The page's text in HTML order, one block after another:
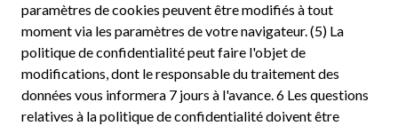
paramètres de cookies peuvent être modifiés à tout
moment via les paramètres de votre navigateur. (5) La
politique de confidentialité peut faire l'objet de
modifications, dont le responsable du traitement des
données vous informera 7 jours à l'avance. 6 Les questions
relatives à la politique de confidentialité doivent être